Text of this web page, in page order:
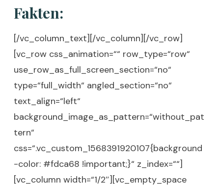
Fakten:
[/vc_column_text][/vc_column][/vc_row]
[vc_row css_animation=““ row_type=“row“
use_row_as_full_screen_section=“no“
type=“full_width“ angled_section=“no“
text_align=“left“
background_image_as_pattern=“without_pat
tern“
css=“.vc_custom_1568391920107{background
-color: #fdca68 !important;}“ z_index=““]
[vc_column width=“1/2″][vc_empty_space